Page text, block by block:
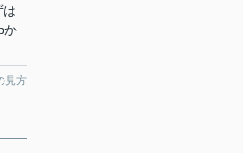
は
か
見方